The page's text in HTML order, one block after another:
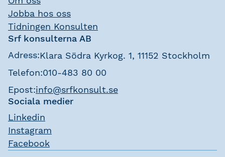
Jobba hos oss
Tidningen Konsulten
Srf konsulterna AB
Adress:Klara Södra Kyrkog. 1, 11152 Stockholm
Telefon:010-483 80 00
Epost:info@srfkonsult.se
Sociala medier
Linkedin
Instagram
Facebook